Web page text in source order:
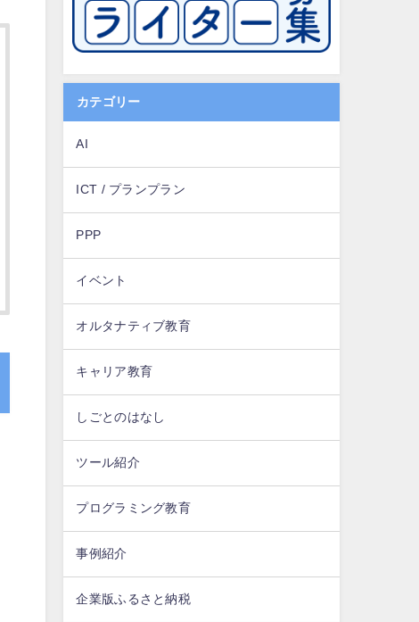
カテゴリー
AI
ICT / プランプラン
PPP
イベント
オルタナティブ教育
キャリア教育
しごとのはなし
ツール紹介
プログラミング教育
事例紹介
企業版ふるさと納税